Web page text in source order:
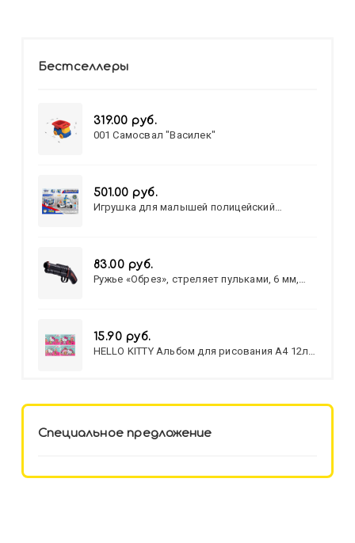
Бестселлеры
319.00 руб.
001 Самосвал "Василек"
501.00 руб.
Игрушка для малышей полицейский
83.00 руб.
Ружье «Обрез», стреляет пульками, 6 мм,
15.90 руб.
HELLO KITTY Альбом для рисования А4 12л.
Специальное предложение